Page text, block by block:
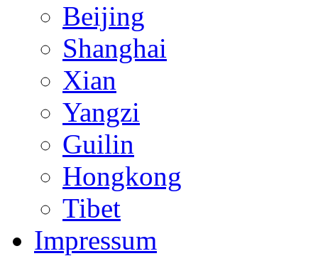
Beijing
Shanghai
Xian
Yangzi
Guilin
Hongkong
Tibet
Impressum